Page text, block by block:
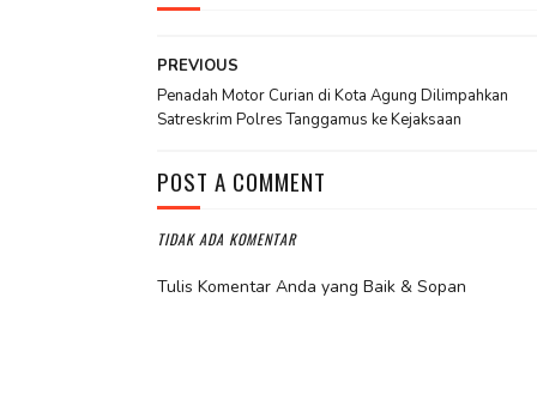
PREVIOUS
Penadah Motor Curian di Kota Agung Dilimpahkan
Satreskrim Polres Tanggamus ke Kejaksaan
POST A COMMENT
TIDAK ADA KOMENTAR
Tulis Komentar Anda yang Baik & Sopan